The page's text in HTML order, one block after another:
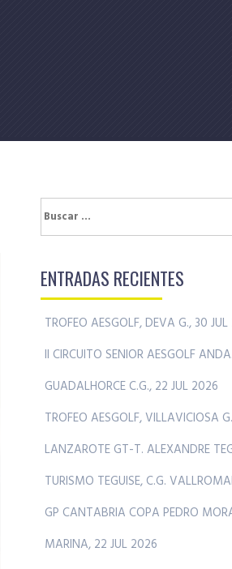
Buscar:
ENTRADAS RECIENTES
TROFEO AESGOLF, DEVA G., 30
II CIRCUITO SENIOR AESGOLF
GUADALHORCE C.G., 22 JUL 2026
TROFEO AESGOLF, VILLAVICIOSA
LANZAROTE GT-T. ALEXANDRE
TURISMO TEGUISE, C.G.
GP CANTABRIA COPA PEDRO
MARINA, 22 JUL 2026